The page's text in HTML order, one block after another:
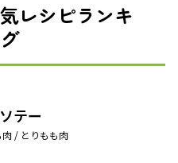
レシピランキ
テー
/ とりもも肉